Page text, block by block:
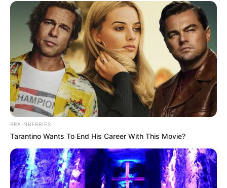
BRAINBERRIES
Tarantino Wants To End His Career With This Movie?